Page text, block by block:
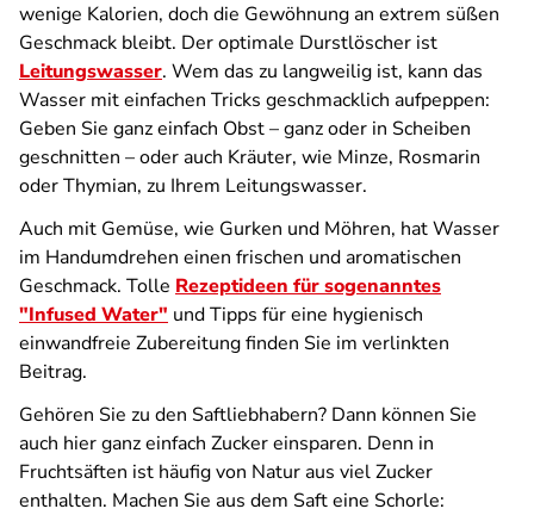
wenige Kalorien, doch die Gewöhnung an extrem süßen
Geschmack bleibt. Der optimale Durstlöscher ist
Leitungswasser. Wem das zu langweilig ist, kann das
Wasser mit einfachen Tricks geschmacklich aufpeppen:
Geben Sie ganz einfach Obst – ganz oder in Scheiben
geschnitten – oder auch Kräuter, wie Minze, Rosmarin
oder Thymian, zu Ihrem Leitungswasser.
Auch mit Gemüse, wie Gurken und Möhren, hat Wasser
im Handumdrehen einen frischen und aromatischen
Geschmack. Tolle Rezeptideen für sogenanntes
"Infused Water" und Tipps für eine hygienisch
einwandfreie Zubereitung finden Sie im verlinkten
Beitrag.
Gehören Sie zu den Saftliebhabern? Dann können Sie
auch hier ganz einfach Zucker einsparen. Denn in
Fruchtsäften ist häufig von Natur aus viel Zucker
enthalten. Machen Sie aus dem Saft eine Schorle: